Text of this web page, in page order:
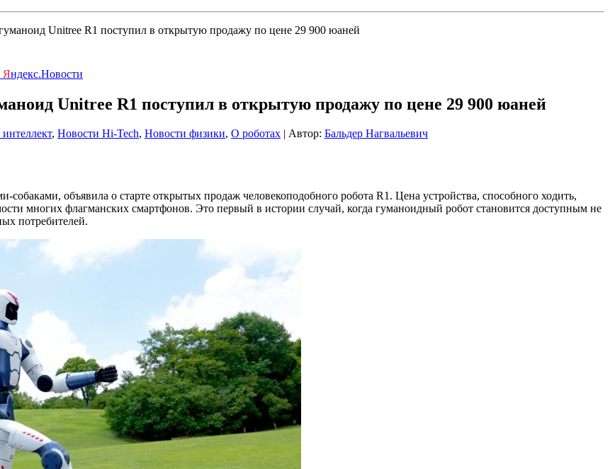
Unitree R1 поступил в открытую продажу по цене 29 900 юаней
Яндекс.Новости
Unitree R1 поступил в открытую продажу по цене 29 900 юаней
, Новости Hi-Tech, Новости физики, О роботах | Автор: Бальдер Нагвальевич
объявила о старте открытых продаж человекоподобного робота R1. Цена устройства, способного ходить,
многих флагманских смартфонов. Это первый в истории случай, когда гуманоидный робот становится доступным не
потребителей.